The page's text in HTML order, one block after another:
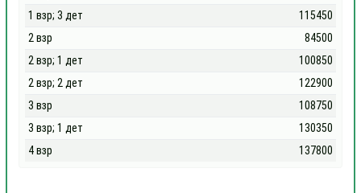
1 взр; 3 дет
115450
2 взр
84500
2 взр; 1 дет
100850
2 взр; 2 дет
122900
3 взр
108750
3 взр; 1 дет
130350
4 взр
137800